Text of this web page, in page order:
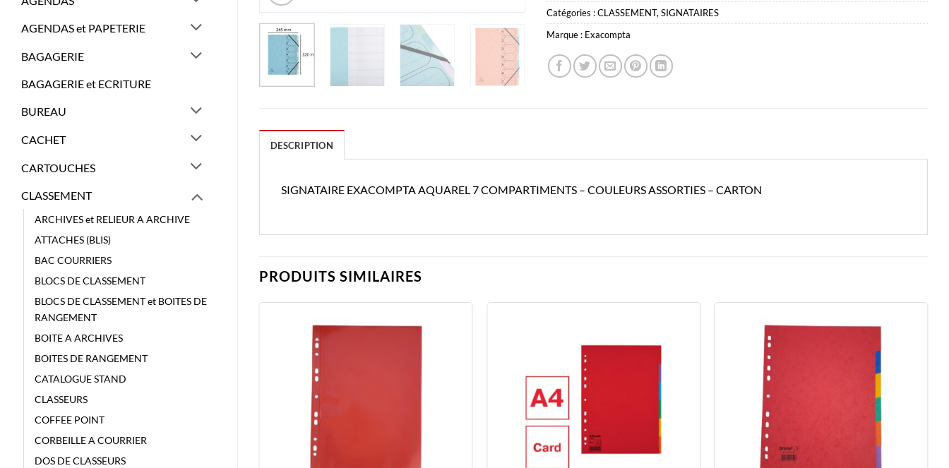
AGENDAS et PAPETERIE
BAGAGERIE
BAGAGERIE et ECRITURE
BUREAU
CACHET
CARTOUCHES
CLASSEMENT
ARCHIVES et RELIEUR A ARCHIVE
ATTACHES (BLIS)
BAC COURRIERS
BLOCS DE CLASSEMENT
BLOCS DE CLASSEMENT et BOITES DE
RANGEMENT
BOITE A ARCHIVES
BOITES DE RANGEMENT
CATALOGUE STAND
CLASSEURS
COFFEE POINT
CORBEILLE A COURRIER
DOS DE CLASSEURS
Catégories :CLASSEMENT,SIGNATAIRES
Marque : Exacompta
DESCRIPTION
SIGNATAIRE EXACOMPTA AQUAREL 7 COMPARTIMENTS – COULEURS ASSORTIES – CARTON
PRODUITS SIMILAIRES